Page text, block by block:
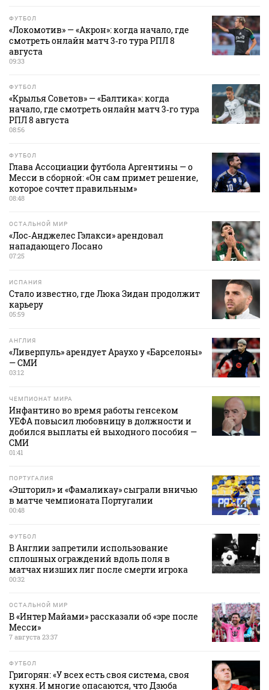
ФУТБОЛ
«Локомотив» — «Акрон»: когда начало, где
смотреть онлайн матч 3‑го тура РПЛ 8
августа
09:33
ФУТБОЛ
«Крылья Советов» — «Балтика»: когда
начало, где смотреть онлайн матч 3‑го тура
РПЛ 8 августа
08:56
ФУТБОЛ
Глава Ассоциации футбола Аргентины — о
Месси в сборной: «Он сам примет решение,
которое сочтет правильным»
08:48
ОСТАЛЬНОЙ МИР
«Лос‑Анджелес Гэлакси» арендовал
нападающего Лосано
07:25
ИСПАНИЯ
Стало известно, где Люка Зидан продолжит
карьеру
05:59
АНГЛИЯ
«Ливерпуль» арендует Араухо у «Барселоны»
— СМИ
03:12
ЧЕМПИОНАТ МИРА
Инфантино во время работы генсеком
УЕФА повысил любовницу в должности и
добился выплаты ей выходного пособия —
СМИ
01:41
ПОРТУГАЛИЯ
«Эшторил» и «Фамаликау» сыграли вничью
в матче чемпионата Португалии
00:48
ФУТБОЛ
В Англии запретили использование
сплошных ограждений вдоль поля в
матчах низших лиг после смерти игрока
00:32
ОСТАЛЬНОЙ МИР
В «Интер Майами» рассказали об «эре после
Месси»
7 августа 23:37
ФУТБОЛ
Григорян: «У всех есть своя система, своя
кухня. И многие опасаются, что Дзюба